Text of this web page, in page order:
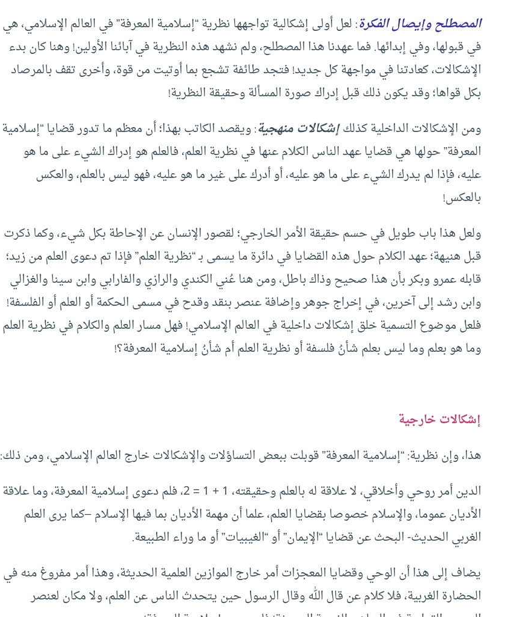
المصطلح وإيصال الفكرة:لعل أولى إشكالية تواجهها نظرية “إسلامية المعرفة” في العالم الإسلامي، هي
في قبولها، وفي إبدائها. فما عهدنا هذا المصطلح، ولم نشهد هذه النظرية في آبائنا الأولين! وهنا كان بدء
الإشكالات، كعادتنا في مواجهة كل جديد! فتجد طائفة تشجع بما أوتيت من قوة، وأخرى تقف بالمرصاد
بكل قواها؛ وقد يكون ذلك قبل إدراك صورة المسألة وحقيقة النظرية!
ومن الإشكالات الداخلية كذلكإشكالات منهجية: ويقصد الكاتب بهذا؛ أن معظم ما تدور قضايا “إسلامية
المعرفة” حولها هي قضايا عهد الناس الكلام عنها في نظرية العلم، فالعلم هو إدراك الشيء على ما هو
عليه، فإذا لم يدرك الشيء على ما هو عليه، أو أدرك على غير ما هو عليه، فهو ليس بالعلم، والعكس
بالعكس!
ولعل هذا باب طويل في حسم حقيقة الأمر الخارجي؛ لقصور الإنسان عن الإحاطة بكل شيء، وكما ذكرت
قبل هنيهة؛ عهد الكلام حول هذه القضايا في دائرة ما يسمى بـ “نظرية العلم” فإذا تم دعوى العلم من زيد؛
قابله عمرو وبكر بأن هذا صحيح وذاك باطل، ومن هنا عُني الكندي والرازي والفارابي وابن سينا والغزالي
وابن رشد إلى آخرين، في إخراج جوهر وإضافة عنصر بنقد وقدح في مسمى الحكمة أو العلم أو الفلسفة!
فلعل موضوع التسمية خلق إشكالات داخلية في العالم الإسلامي! فهل مسار العلم والكلام في نظرية العلم
وما هو بعلم وما ليس بعلم شأنُ فلسفة أو نظرية العلم أم شأنُ إسلامية المعرفة؟!
إشكالات خارجية
هذا، وإن نظرية: “إسلامية المعرفة” قوبلت ببعض التساؤلات والإشكالات خارج العالم الإسلامي، ومن ذلك:
الدين أمر روحي وأخلاقي، لا علاقة له بالعلم وحقيقته، 1 + 1 = 2، فلم دعوى إسلامية المعرفة، وما علاقة
الأديان عموما، والإسلام خصوصا بقضايا العلم، علما أن مهمة الأديان بما فيها الإسلام –كما يرى العلم
الغربي الحديث- البحث عن قضايا “الإيمان” أو “الغيبيات” أو ما وراء الطبيعة.
يضاف إلى هذا أن الوحي وقضايا المعجزات أمر خارج الموازين العلمية الحديثة، وهذا أمر مفروغ منه في
الحضارة الغربية، فلا كلام عن قال الله وقال الرسول حين يتحدث الناس عن العلم، ولا مكان لعنصر